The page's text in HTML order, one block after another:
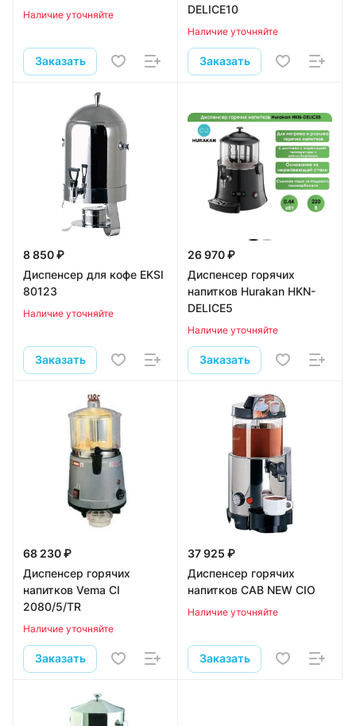
Наличие уточняйте
Заказать
DELICE10
Наличие уточняйте
Заказать
8 850 ₽
Диспенсер для кофе EKSI
80123
Наличие уточняйте
Заказать
26 970 ₽
Диспенсер горячих
напитков Hurakan HKN-
DELICE5
Наличие уточняйте
Заказать
68 230 ₽
Диспенсер горячих
напитков Vema CI
2080/5/TR
Наличие уточняйте
Заказать
37 925 ₽
Диспенсер горячих
напитков CAB NEW CIO
Наличие уточняйте
Заказать